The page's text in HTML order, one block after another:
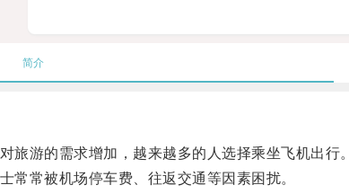
简介
游的需求增加，越来越多的人选择乘坐飞机出行。
常被机场停车费、往返交通等因素困扰。